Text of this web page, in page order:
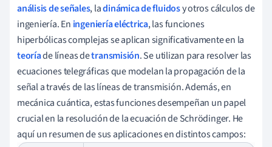
análisis de señales, ladinámica de fluidosy otros cálculos de
ingeniería. En ingeniería eléctrica, las funciones
hiperbólicas complejas se aplican significativamente en la
teoríade líneas detransmisión. Se utilizan para resolver las
ecuaciones telegráficas que modelan la propagación de la
señal a través de las líneas de transmisión. Además, en
mecánica cuántica, estas funciones desempeñan un papel
crucial en la resolución de la ecuación de Schrödinger. He
aquí un resumen de sus aplicaciones en distintos campos: